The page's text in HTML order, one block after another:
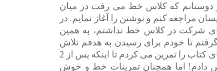
دوستانم که کلاس خط می رفت در میان
مراجعه کنم و نوشتن را آغاز نمایم. در
شرکت در کلاس خط نداشتم، به همین
گرفتم تا خودم برای رسیدن به هدفم تلاش
کنم. با توجه به اینکه معلمی نداشتم مرتبا سرمشق های کتاب را تمرین می کردم تا اینکه پس از 2
پس دادم! اما همچنان تمرینات خط و خوش